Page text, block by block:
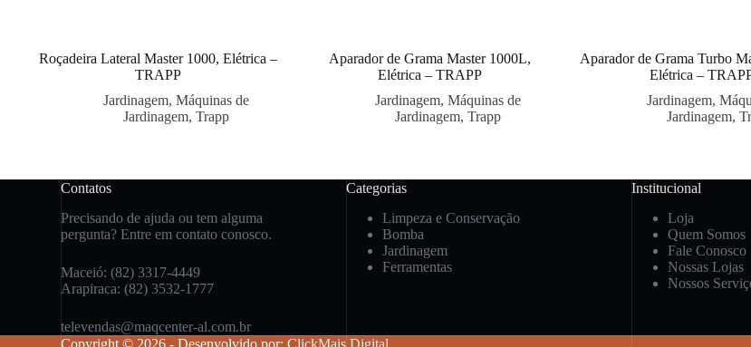
Roçadeira Lateral Master 1000, Elétrica –
TRAPP
Jardinagem,Máquinas de
Jardinagem,Trapp
Aparador de Grama Master 1000L,
Elétrica – TRAPP
Jardinagem,Máquinas de
Jardinagem,Trapp
Aparador de Grama Turbo
Elétrica –
Jardinagem,
Jardinagem,
Contatos
Precisando de ajuda ou tem alguma
pergunta? Entre em contato conosco.
Maceió: (82) 3317-4449
Arapiraca: (82) 3532-1777
televendas@maqcenter-al.com.br
Categorias
Limpeza e Conservação
Bomba
Jardinagem
Ferramentas
Institucional
Loja
Quem Somos
Fale Conosco
Nossas Lojas
Nossos